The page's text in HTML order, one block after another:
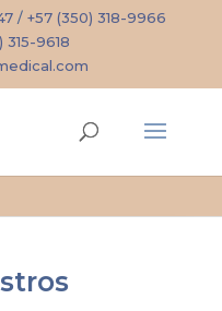
/+57 (350) 318-9966
315-9618